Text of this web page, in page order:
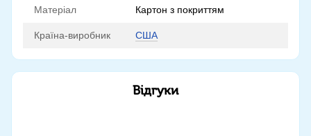
Матеріал Картон з покриттям
Країна-виробник США
Відгуки